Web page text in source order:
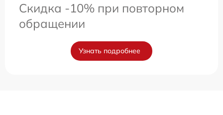
Скидка -10% при повторном
обращении
Узнать подробнее